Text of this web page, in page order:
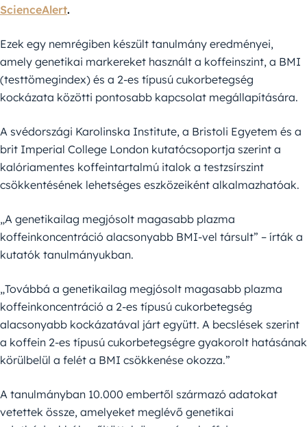
ScienceAlert.
Ezek egy nemrégiben készült tanulmány eredményei,
amely genetikai markereket használt a koffeinszint, a BMI
(testtömegindex) és a 2-es típusú cukorbetegség
kockázata közötti pontosabb kapcsolat megállapítására.
A svédországi Karolinska Institute, a Bristoli Egyetem és a
brit Imperial College London kutatócsoportja szerint a
kalóriamentes koffeintartalmú italok a testzsírszint
csökkentésének lehetséges eszközeiként alkalmazhatóak.
„A genetikailag megjósolt magasabb plazma
koffeinkoncentráció alacsonyabb BMI-vel társult” – írták a
kutatók tanulmányukban.
„Továbbá a genetikailag megjósolt magasabb plazma
koffeinkoncentráció a 2-es típusú cukorbetegség
alacsonyabb kockázatával járt együtt. A becslések szerint
a koffein 2-es típusú cukorbetegségre gyakorolt hatásának
körülbelül a felét a BMI csökkenése okozza.”
A tanulmányban 10.000 embertől származó adatokat
vetettek össze, amelyeket meglévő genetikai